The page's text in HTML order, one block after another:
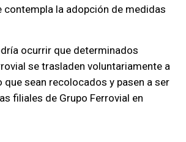
contempla la adopción de medidas
ocurrir que determinados
se trasladen voluntariamente a
que sean recolocados y pasen a ser
filiales de Grupo Ferrovial en